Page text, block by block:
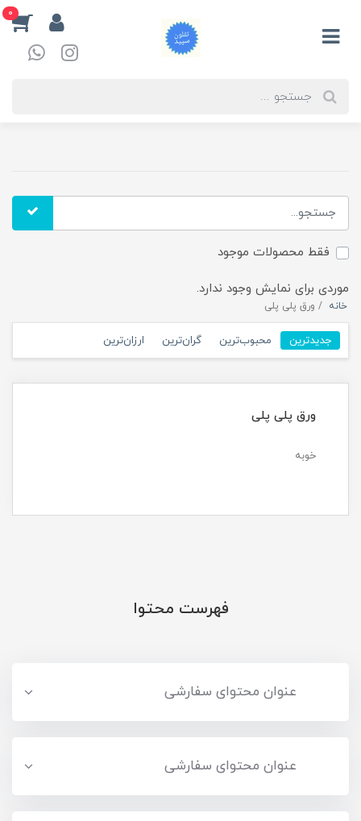
0
فقط محصولات موجود
موردی برای نمایش وجود ندارد.
خانه ورق پلی پلی
جدیدترین محبوب‌ترین گران‌ترین ارزان‌ترین
ورق پلی پلی
خوبه
فهرست محتوا
عنوان محتوای سفارشی
عنوان محتوای سفارشی